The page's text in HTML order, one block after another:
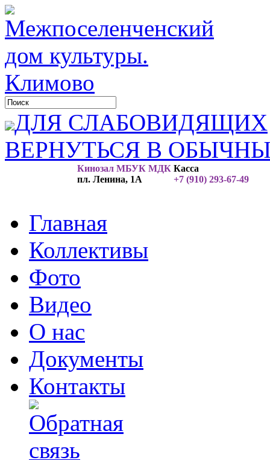
ДЛЯ СЛАБОВИДЯЩИХ
ВЕРНУТЬСЯ В
Кинозал МБУК МДК
пл. Ленина, 1А
Касса
+7 (910) 293-67-49
Главная
Коллективы
Фото
Видео
О нас
Документы
Контакты